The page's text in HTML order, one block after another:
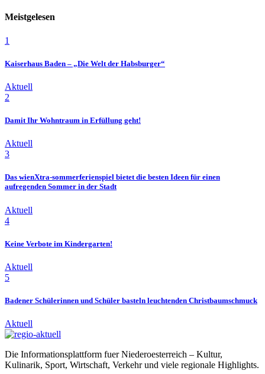
Meistgelesen
1
Kaiserhaus Baden – „Die Welt der Habsburger“
Aktuell
2
Damit Ihr Wohntraum in Erfüllung geht!
Aktuell
3
Das wienXtra-sommerferienspiel bietet die besten Ideen für einen
aufregenden Sommer in der Stadt
Aktuell
4
Keine Verbote im Kindergarten!
Aktuell
5
Badener Schülerinnen und Schüler basteln leuchtenden Christbaumschmuck
Aktuell
Die Informationsplattform fuer Niederoesterreich – Kultur,
Kulinarik, Sport, Wirtschaft, Verkehr und viele regionale Highlights.